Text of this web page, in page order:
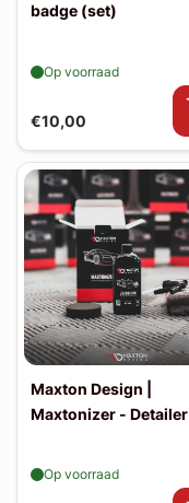
badge (set)
€10,00
Op voorraad
Maxton Design |
Maxtonizer - Detailer
Op voorraad